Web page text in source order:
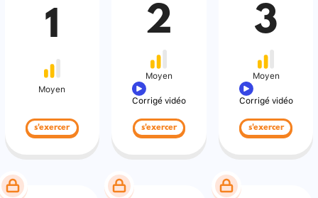
1
Moyen
s'exercer
2
Moyen
Corrigé vidéo
s'exercer
3
Moyen
Corrigé vidéo
s'exercer